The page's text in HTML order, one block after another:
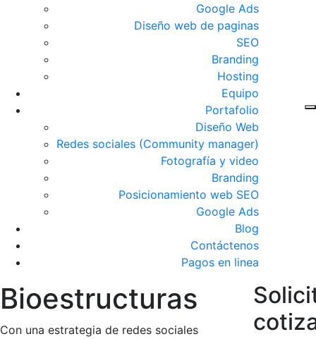
Google Ads
Diseño web de paginas
SEO
Branding
Hosting
Equipo
Portafolio
Diseño Web
Redes sociales (Community manager)
Fotografía y video
Branding
Posicionamiento web SEO
Google Ads
Blog
Contáctenos
Pagos en linea
Bioestructuras
Con una estrategia de redes sociales